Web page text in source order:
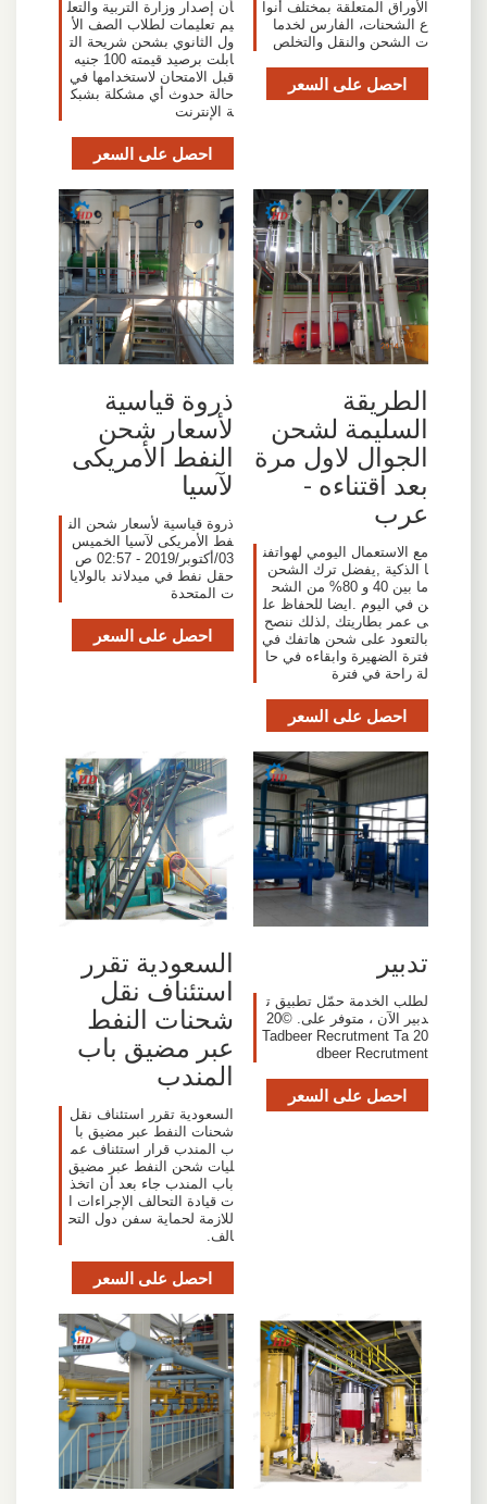
الأوراق المتعلقة بمختلف أنوا
ع الشحنات، الفارس لخدما
ت الشحن والنقل والتخلص
احصل على السعر
أن إصدار وزارة التربية والتعل
يم تعليمات لطلاب الصف الأ
ول الثانوي بشحن شريحة الت
ابلت برصيد قيمته 100 جنيه
قبل الامتحان لاستخدامها في
حالة حدوث أي مشكلة بشبك
ة الإنترنت
احصل على السعر
الطريقة
السليمة لشحن
الجوال لاول مرة
بعد اقتناءه -
عرب
مع الاستعمال اليومي لهواتفن
ا الذكية ,يفضل ترك الشحن
ما بين 40 و 80% من الشح
ن في اليوم .ايضا للحفاظ عل
ى عمر بطاريتك ,لذلك ننصح
بالتعود على شحن هاتفك في
فترة الضهيرة وابقاءه في حا
لة راحة في فترة
احصل على السعر
ذروة قياسية
لأسعار شحن
النفط الأمريكى
لآسيا
ذروة قياسية لأسعار شحن الن
فط الأمريكى لآسيا الخميس
03/أكتوبر/2019 - 02:57 ص
حقل نفط في ميدلاند بالولايا
ت المتحدة
احصل على السعر
تدبير
لطلب الخدمة حمّل تطبيق ت
دبير الآن ، متوفر على. ©20
20 Tadbeer Recrutment Ta
dbeer Recrutment
احصل على السعر
السعودية تقرر
استئناف نقل
شحنات النفط
عبر مضيق باب
المندب
السعودية تقرر استئناف نقل
شحنات النفط عبر مضيق با
ب المندب قرار استئناف عم
ليات شحن النفط عبر مضيق
باب المندب جاء بعد أن اتخذ
ت قيادة التحالف الإجراءات ا
للازمة لحماية سفن دول التح
الف.
احصل على السعر